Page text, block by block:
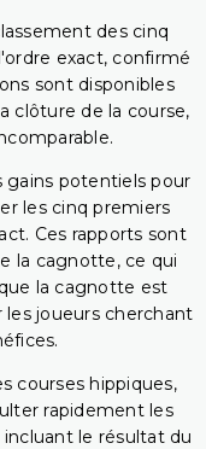
des cinq
exact, confirmé
sont disponibles
clôture de la course,
gains potentiels pour
les cinq premiers
Ces rapports sont
la cagnotte, ce qui
la cagnotte est
joueurs cherchant
courses hippiques,
rapidement les
le résultat du